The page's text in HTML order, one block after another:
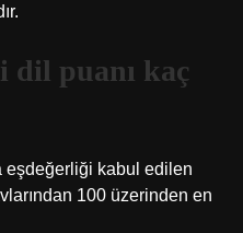
dil puanı kaç
eşdeğerliği kabul edilen
100 üzerinden en